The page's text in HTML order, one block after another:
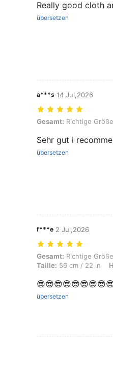
Really good cloth
übersetzen
a***s 14 Jul,2026
Gesamt: Richtige Größe,
Gesamt: Richtige Größe
Sehr gut i
übersetzen
f***e 2 Jul,2026
Gesamt: Richtige Größe,
Gesamt: Richtige Größe
Taille: 56 cm / 22 in
übersetzen